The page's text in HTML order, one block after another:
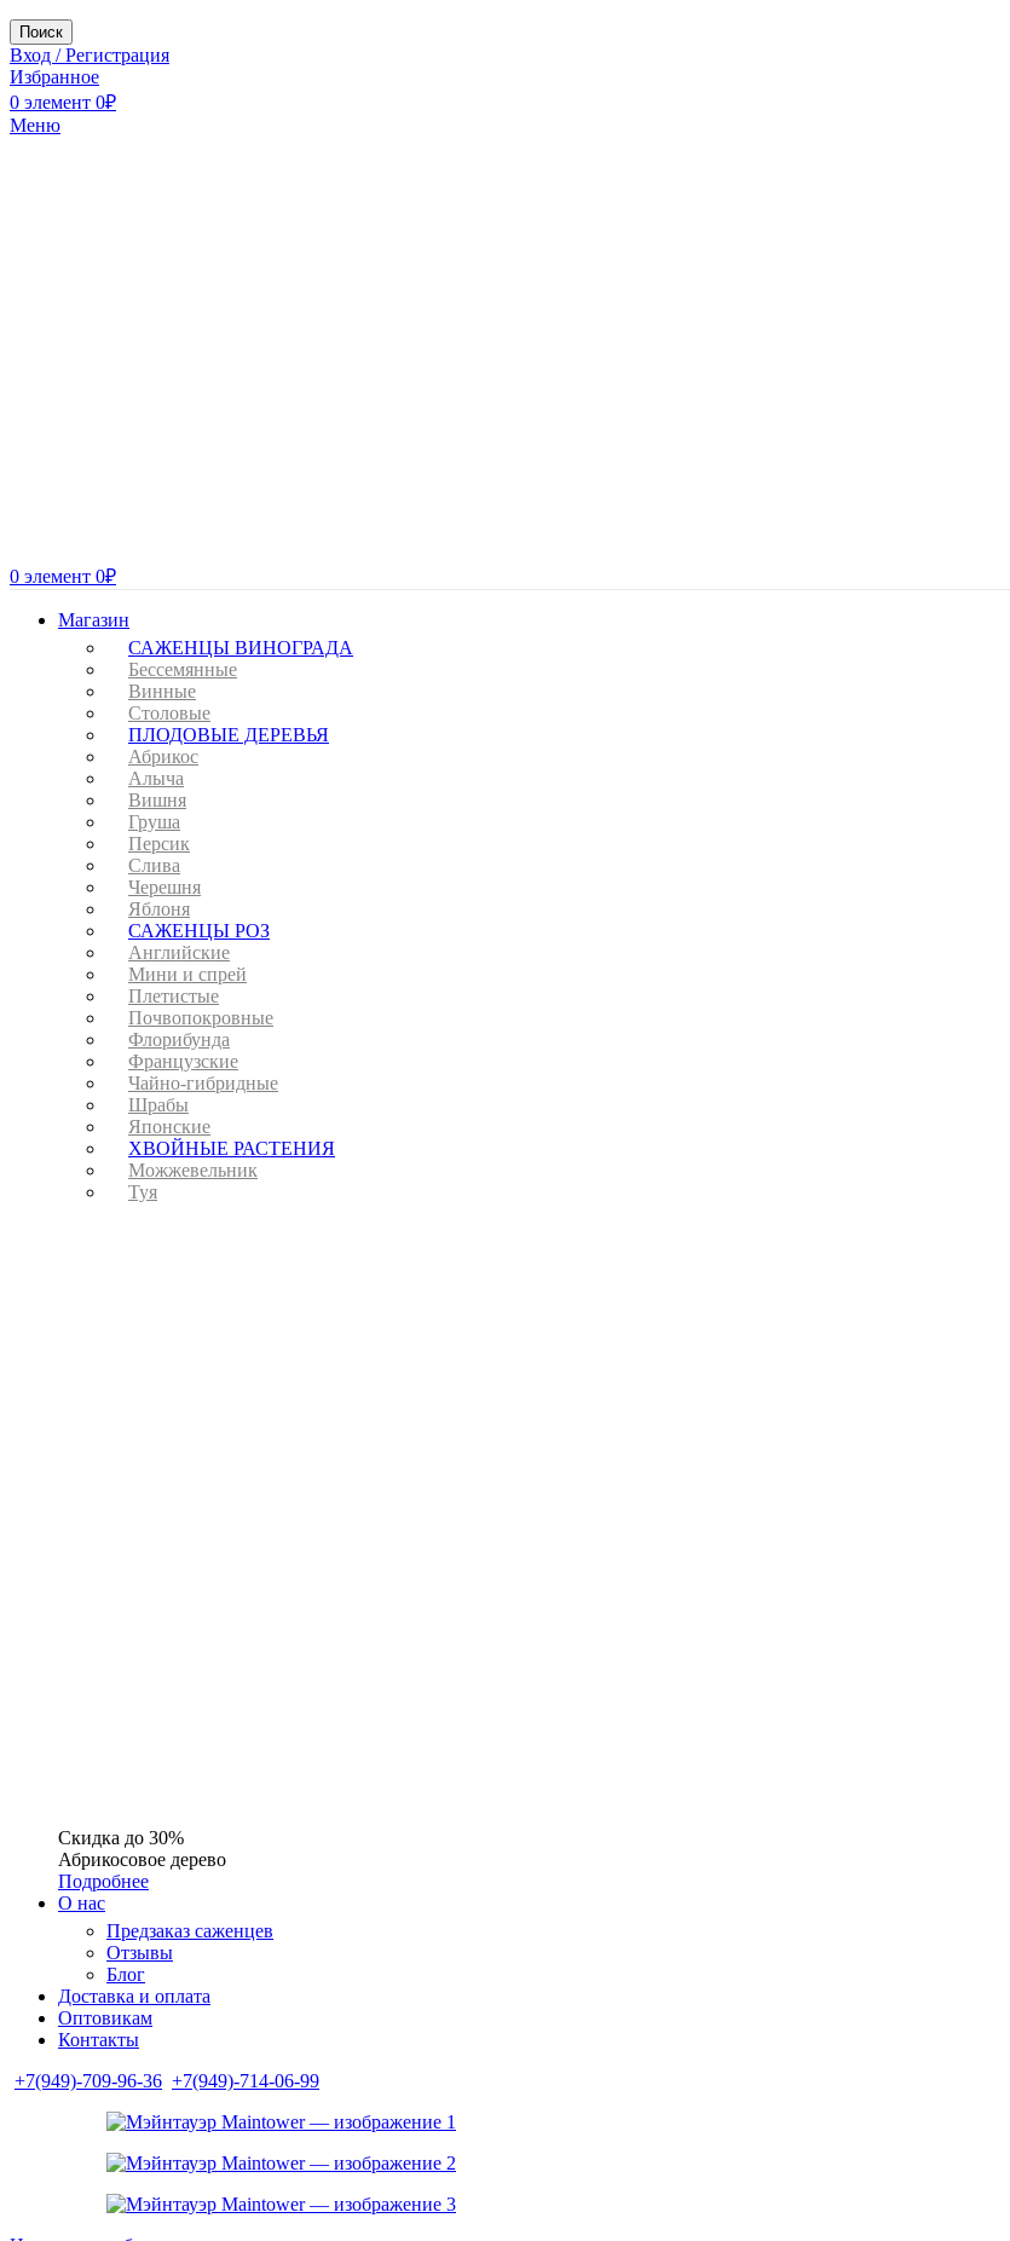
Поиск
Вход / Регистрация
Избранное
0 элемент 0₽
Меню
0 элемент 0₽
Магазин
САЖЕНЦЫ ВИНОГРАДА
Бессемянные
Винные
Столовые
ПЛОДОВЫЕ ДЕРЕВЬЯ
Абрикос
Алыча
Вишня
Груша
Персик
Слива
Черешня
Яблоня
САЖЕНЦЫ РОЗ
Английские
Мини и спрей
Плетистые
Почвопокровные
Флорибунда
Французские
Чайно-гибридные
Шрабы
Японские
ХВОЙНЫЕ РАСТЕНИЯ
Можжевельник
Туя
Скидка до 30%
Абрикосовое дерево
Подробнее
О нас
Предзаказ саженцев
Отзывы
Блог
Доставка и оплата
Оптовикам
Контакты
+7(949)-709-96-36 +7(949)-714-06-99